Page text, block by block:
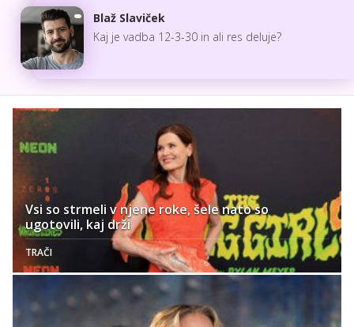
Blaž Slaviček
Kaj je vadba 12-3-30 in ali res deluje?
Vsi so strmeli v njene roke, šele nato so
ugotovili, kaj drži
TRAČI